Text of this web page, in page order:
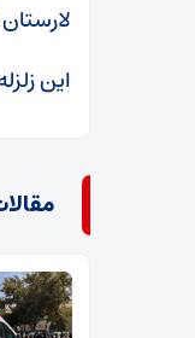
این زلزله در عمق ۱۲